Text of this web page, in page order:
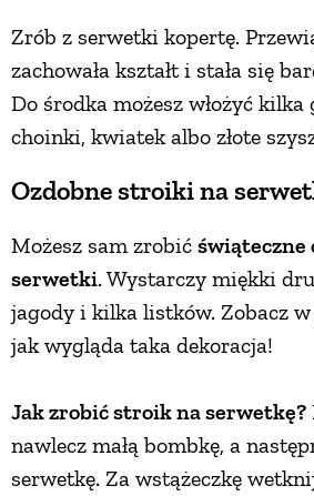
Zrób z serwetki kopertę.
zachowała kształt i stała się
Do środka możesz włożyć kilka
choinki, kwiatek albo złote
Ozdobne stroiki na
Możesz sam zrobić świąteczne
serwetki. Wystarczy miękki
jagody i kilka listków. Zobacz
jak wygląda taka dekoracja!
Jak zrobić stroik na serwetkę?
nawlecz małą bombkę, a
serwetkę. Za wstążeczkę